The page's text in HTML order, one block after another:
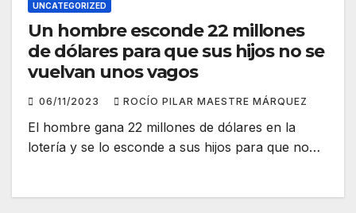
UNCATEGORIZED
Un hombre esconde 22 millones
de dólares para que sus hijos no se
vuelvan unos vagos
06/11/2023 ROCÍO PILAR MAESTRE MÁRQUEZ
El hombre gana 22 millones de dólares en la
lotería y se lo esconde a sus hijos para que no…